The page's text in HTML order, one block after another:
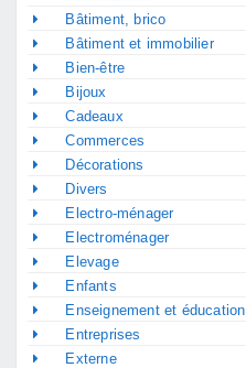
Bâtiment, brico
Bâtiment et immobilier
Bien-être
Bijoux
Cadeaux
Commerces
Décorations
Divers
Electro-ménager
Electroménager
Elevage
Enfants
Enseignement et éducation
Entreprises
Externe